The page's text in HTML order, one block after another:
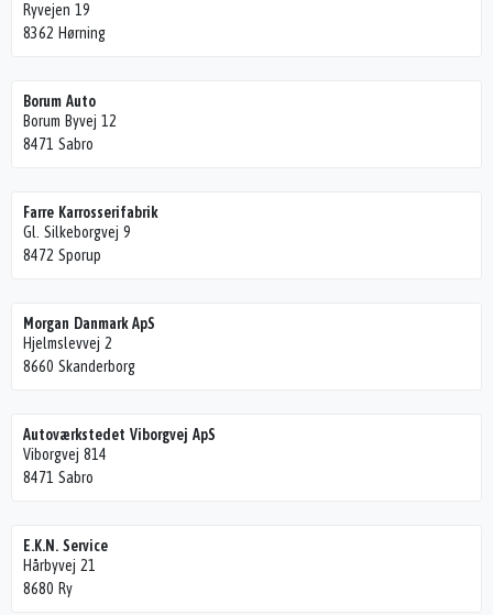
Ryvejen 19
8362 Hørning
Borum Auto
Borum Byvej 12
8471 Sabro
Farre Karrosserifabrik
Gl. Silkeborgvej 9
8472 Sporup
Morgan Danmark ApS
Hjelmslevvej 2
8660 Skanderborg
Autoværkstedet Viborgvej ApS
Viborgvej 814
8471 Sabro
E.K.N. Service
Hårbyvej 21
8680 Ry